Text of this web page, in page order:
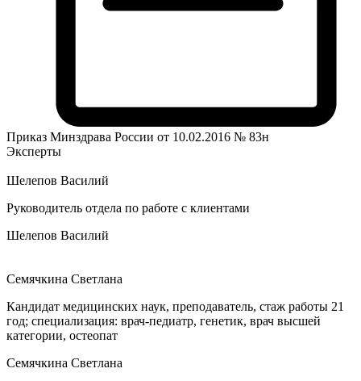
Приказ Минздрава России от 10.02.2016 № 83н
Эксперты
Шелепов Василий
Руководитель отдела по работе с клиентами
Шелепов Василий
Семячкина Светлана
Кандидат медицинских наук, преподаватель, стаж работы 21
год; специализация: врач-педиатр, генетик, врач высшей
категории, остеопат
Семячкина Светлана